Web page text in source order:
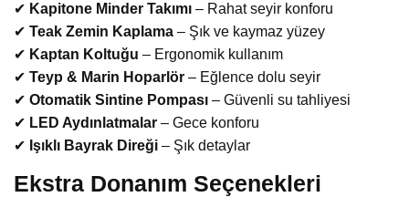
✔ Kapitone Minder Takımı – Rahat seyir konforu
✔ Teak Zemin Kaplama – Şık ve kaymaz yüzey
✔ Kaptan Koltuğu – Ergonomik kullanım
✔ Teyp & Marin Hoparlör – Eğlence dolu seyir
✔ Otomatik Sintine Pompası – Güvenli su tahliyesi
✔ LED Aydınlatmalar – Gece konforu
✔ Işıklı Bayrak Direği – Şık detaylar
Ekstra Donanım Seçenekleri